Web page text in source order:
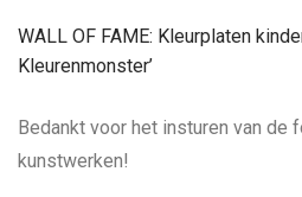
WALL OF FAME: Kleurplaten
Kleurenmonster’
Bedankt voor het insturen van de
kunstwerken!